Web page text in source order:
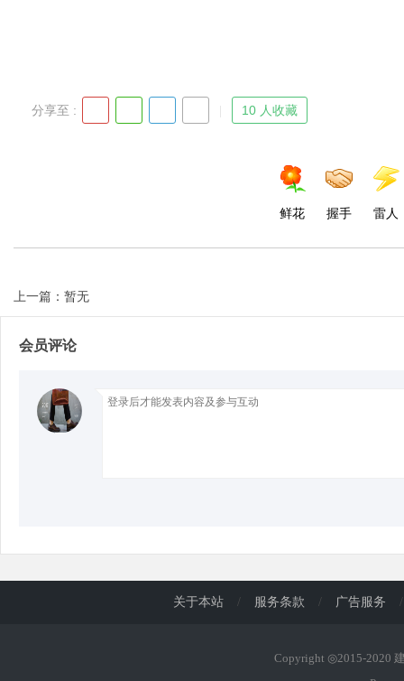
分享至 : 10 人收藏
鲜花 握手 雷人
上一篇：暂无
会员评论
关于本站 / 服务条款 / 广告服务 /
Copyright ◎2015-2020